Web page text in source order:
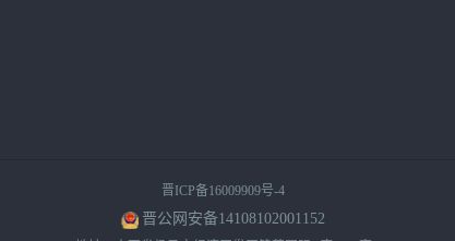
晋ICP备16009909号-4
晋公网安备14108102001152